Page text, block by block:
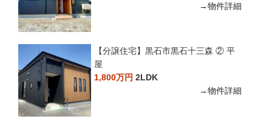
→物件詳細
【分譲住宅】黒石市黒石十三森 ② 平
屋
1,800万円 2LDK
→物件詳細